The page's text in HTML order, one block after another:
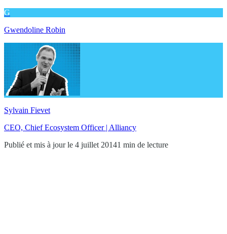
G
Gwendoline Robin
Sylvain Fievet
CEO, Chief Ecosystem Officer | Alliancy
Publié et mis à jour le 4 juillet 20141 min de lecture